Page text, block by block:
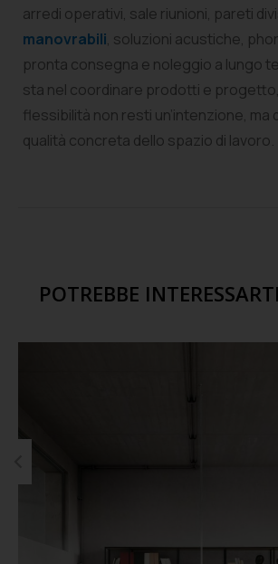
arredi operativi, sale riunioni, pareti
manovrabili, soluzioni acustiche,
pronta consegna e noleggio a lungo
sta nel coordinare prodotti e
flessibilità non resti un’intenzione, ma
qualità concreta dello spazio di lavoro.
POTREBBE